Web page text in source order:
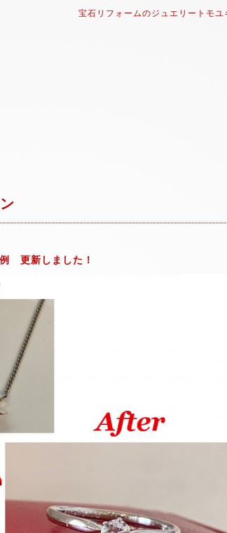
宝石リフォームのジュエリートモユ
更新しました！